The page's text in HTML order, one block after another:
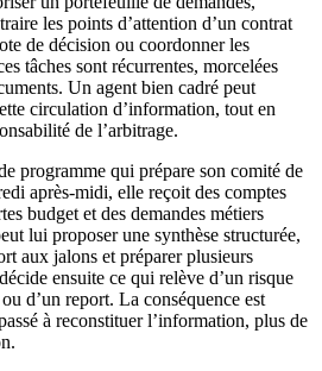
les points d’attention d’un contrat
de décision ou coordonner les
tâches sont récurrentes, morcelées
Un agent bien cadré peut
circulation d’information, tout en
de l’arbitrage.
programme qui prépare son comité de
après-midi, elle reçoit des comptes
budget et des demandes métiers
lui proposer une synthèse structurée,
aux jalons et préparer plusieurs
ensuite ce qui relève d’un risque
d’un report. La conséquence est
à reconstituer l’information, plus de